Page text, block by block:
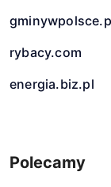
rybacy.com
energia.biz.pl
Polecamy